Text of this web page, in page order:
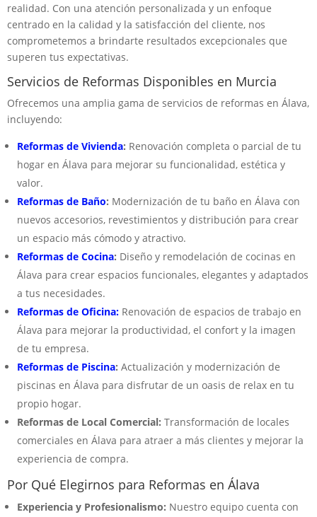
realidad. Con una atención personalizada y un enfoque
centrado en la calidad y la satisfacción del cliente, nos
comprometemos a brindarte resultados excepcionales que
superen tus expectativas.
Servicios de Reformas Disponibles en Murcia
Ofrecemos una amplia gama de servicios de reformas en Álava,
incluyendo:
Reformas de Vivienda: Renovación completa o parcial de tu
hogar en Álava para mejorar su funcionalidad, estética y
valor.
Reformas de Baño: Modernización de tu baño en Álava con
nuevos accesorios, revestimientos y distribución para crear
un espacio más cómodo y atractivo.
Reformas de Cocina: Diseño y remodelación de cocinas en
Álava para crear espacios funcionales, elegantes y adaptados
a tus necesidades.
Reformas de Oficina: Renovación de espacios de trabajo en
Álava para mejorar la productividad, el confort y la imagen
de tu empresa.
Reformas de Piscina: Actualización y modernización de
piscinas en Álava para disfrutar de un oasis de relax en tu
propio hogar.
Reformas de Local Comercial: Transformación de locales
comerciales en Álava para atraer a más clientes y mejorar la
experiencia de compra.
Por Qué Elegirnos para Reformas en Álava
Experiencia y Profesionalismo: Nuestro equipo cuenta con